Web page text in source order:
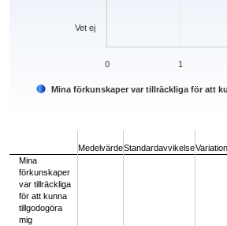
Mina förkunskaper var tillräckliga för att
Vet ej
0 1
MedelvärdeStandardavvikelse
Mina
förkunskaper
var tillräckliga
för att kunna
tillgodogöra
mig